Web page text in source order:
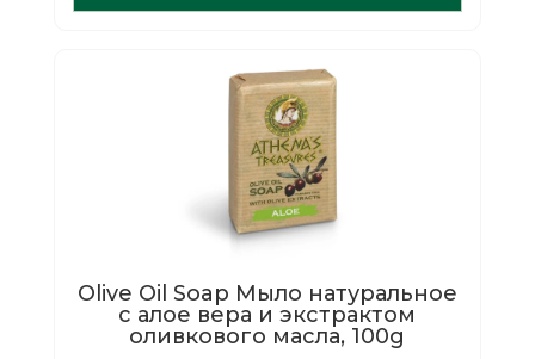
Olive Oil Soap Мыло натуральное
с алое вера и экстрактом
оливкового масла, 100g